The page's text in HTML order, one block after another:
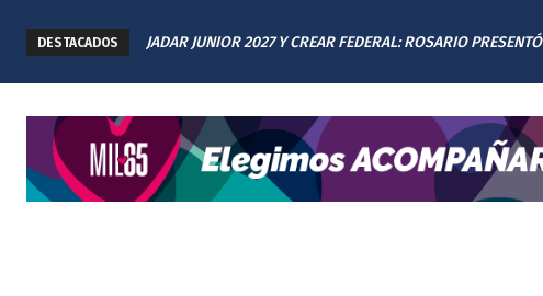
DESTACADOS
JADAR JUNIOR 2027 Y CREAR FEDERAL: ROSARIO PRESENTÓ